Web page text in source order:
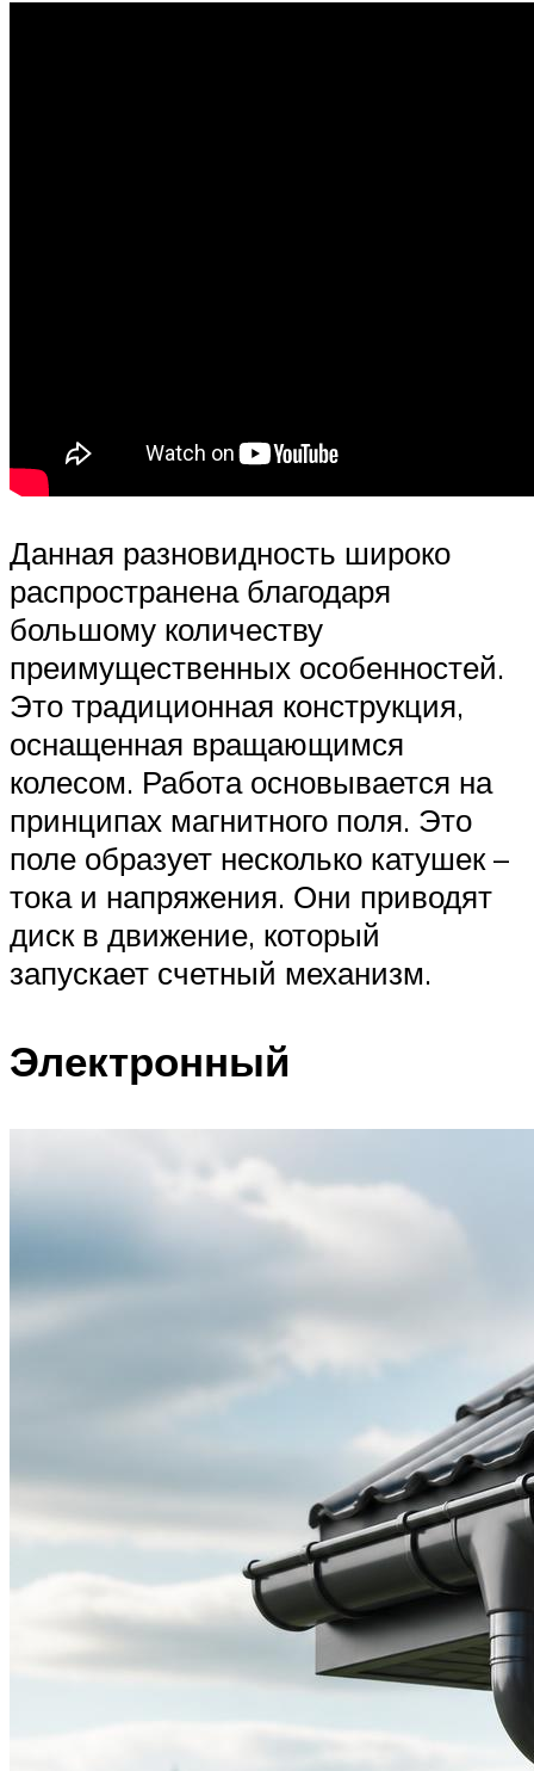
Данная разновидность широко
распространена благодаря
большому количеству
преимущественных особенностей.
Это традиционная конструкция,
оснащенная вращающимся
колесом. Работа основывается на
принципах магнитного поля. Это
поле образует несколько катушек –
тока и напряжения. Они приводят
диск в движение, который
запускает счетный механизм.
Электронный